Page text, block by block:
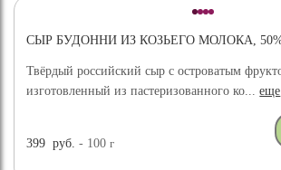
СЫР БУДОННИ ИЗ КОЗЬЕГО МОЛОКА,
Твёрдый российский сыр с островатым
изготовленный из пастеризованного ко...еще
399 руб. - 100г